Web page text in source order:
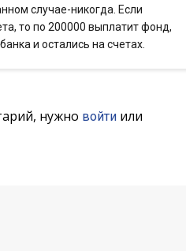
случае-никогда. Если
то по 200000 выплатит фонд,
и остались на счетах.
нужно войти или